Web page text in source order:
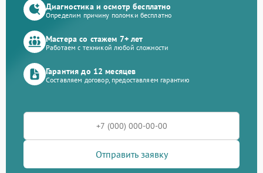
Диагностика и осмотр бесплатно
Определим причину поломки бесплатно
Мастера со стажем 7+ лет
Работаем с техникой любой сложности
Гарантия до 12 месяцев
Составляем договор, предоставляем гарантию
Отправить заявку